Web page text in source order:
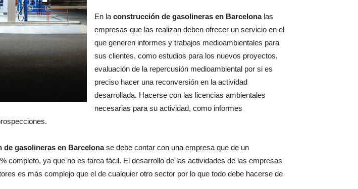
En la construcción de gasolineras en Barcelonalas
empresas que las realizan deben ofrecer un servicio en el
que generen informes y trabajos medioambientales para
sus clientes, como estudios para los nuevos proyectos,
evaluación de la repercusión medioambiental por si es
preciso hacer una reconversión en la actividad
desarrollada. Hacerse con las licencias ambientales
necesarias para su actividad, como informes
de gasolineras en Barcelonase debe contar con una empresa que de un
completo, ya que no es tarea fácil. El desarrollo de las actividades de las empresas
es más complejo que el de cualquier otro sector por lo que todo debe hacerse de